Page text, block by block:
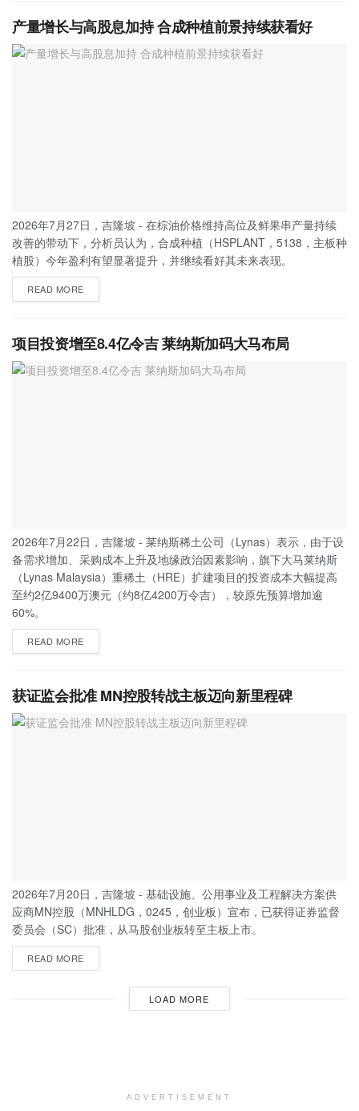
产量增长与高股息加持 合成种植前景持续获看好
2026年7月27日，吉隆坡 - 在棕油价格维持高位及鲜果串产量持续
改善的带动下，分析员认为，合成种植（HSPLANT，5138，主板种
植股）今年盈利有望显著提升，并继续看好其未来表现。
READ MORE
项目投资增至8.4亿令吉 莱纳斯加码大马布局
2026年7月22日，吉隆坡 - 莱纳斯稀土公司（Lynas）表示，由于设
备需求增加、采购成本上升及地缘政治因素影响，旗下大马莱纳斯
（Lynas Malaysia）重稀土（HRE）扩建项目的投资成本大幅提高
至约2亿9400万澳元（约8亿4200万令吉），较原先预算增加逾
60%。
READ MORE
获证监会批准 MN控股转战主板迈向新里程碑
2026年7月20日，吉隆坡 - 基础设施、公用事业及工程解决方案供
应商MN控股（MNHLDG，0245，创业板）宣布，已获得证券监督
委员会（SC）批准，从马股创业板转至主板上市。
READ MORE
LOAD MORE
ADVERTISEMENT